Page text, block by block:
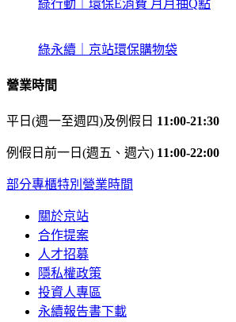
綠行動｜環保E消費 月月抽Q點
綠永續｜京站環保購物袋
營業時間
平日(週一至週四)及例假日 11:00-21:30
例假日前一日(週五、週六) 11:00-22:00
部分專櫃特別營業時間
關於京站
合作提案
人才招募
隱私權政策
投資人專區
永續報告書下載